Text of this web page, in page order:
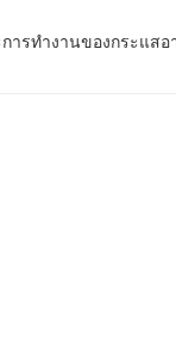
ารทํางานของกระแสอ